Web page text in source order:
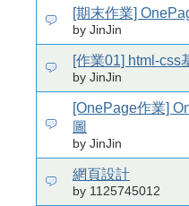
[期末作業]
by JinJin
[作業01] html-css
by JinJin
[OnePage作業]
圖
by JinJin
網頁設計
by 1125745012